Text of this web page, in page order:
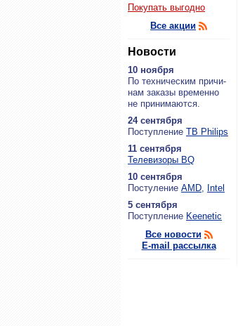
Покупать выгодно
Все акции
Новости
10 ноября
По тех­ни­че­ским при­чи­
нам за­ка­зы вре­мен­но
не при­ни­ма­ют­ся.
24 сентября
По­ступ­ле­ние ТВ Philips
11 сентября
Теле­ви­зо­ры BQ
10 сентября
По­сту­ле­ние AMD, Intel
5 сентября
По­ступ­ле­ние Keenetic
Все новости
E-mail рассылка